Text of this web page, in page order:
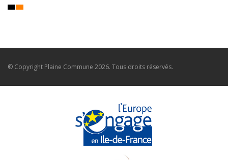
© Copyright Plaine Commune 2026. Tous droits réservés.